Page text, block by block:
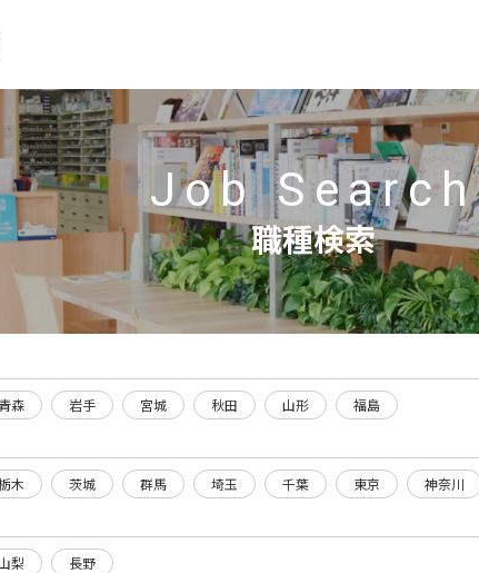
職種検索
Job Search
青森 岩手 宮城 秋田 山形 福島
木 茨城 群馬 埼玉 千葉 東京 神奈川
梨 長野